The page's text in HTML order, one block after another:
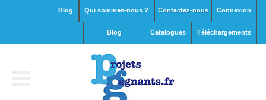
Connexion
Contactez-nous
Qui sommes-nous ?
Blog
Téléchargements
Catalogues
blog